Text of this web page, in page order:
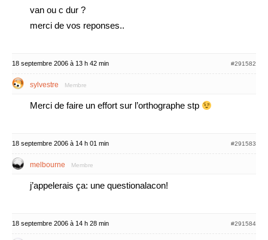
van ou c dur ?
merci de vos reponses..
18 septembre 2006 à 13 h 42 min #291582
sylvestre Membre
Merci de faire un effort sur l’orthographe stp
18 septembre 2006 à 14 h 01 min #291583
melbourne Membre
j’appelerais ça: une questionalacon!
18 septembre 2006 à 14 h 28 min #291584